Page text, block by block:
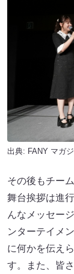
出典: FANY マガ
その後もチー
舞台挨拶は進
んなメッセー
ンターテイメ
に何かを伝え
す。また、皆